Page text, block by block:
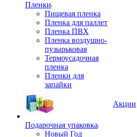
Пленки
Пищевая пленка
Пленка для паллет
Пленка ПВХ
Пленка воздушно-
пузырьковая
Термоусадочная
пленка
Пленки для
запайки
Подарочная упаковка
Новый Год
Акции